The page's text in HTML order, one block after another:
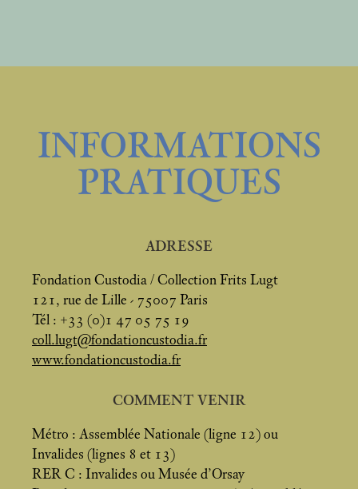
INFORMATIONS
PRATIQUES
ADRESSE
Fondation Custodia / Collection Frits Lugt
121, rue de Lille - 75007 Paris
Tél : +33 (0)1 47 05 75 19
coll.lugt@fondationcustodia.fr
www.fondationcustodia.fr
COMMENT VENIR
Métro : Assemblée Nationale (ligne 12) ou
Invalides (lignes 8 et 13)
RER C : Invalides ou Musée d’Orsay